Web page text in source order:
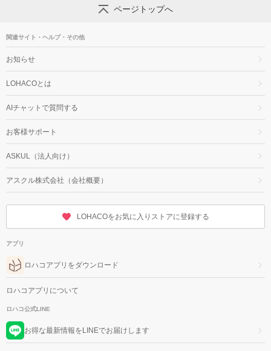
ページトップへ
関連サイト・ヘルプ・その他
お知らせ
LOHACOとは
AIチャットで質問する
お客様サポート
ASKUL（法人向け）
アスクル株式会社（会社概要）
LOHACOをお気に入りストアに登録する
アプリ
ロハコアプリをダウンロード
ロハコアプリについて
ロハコ公式LINE
お得な最新情報をLINEでお届けします